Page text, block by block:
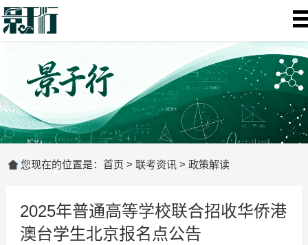
您现在的位置是： 首页 > 联考资讯 > 政策解读
2025年普通高等学校联合招收华侨港
澳台学生北京报名点公告